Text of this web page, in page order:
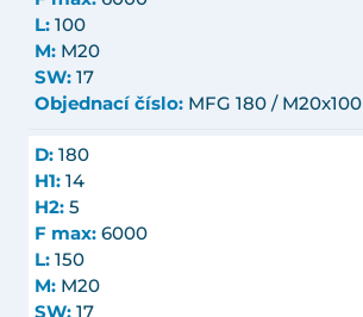
L: 100
M: M20
SW: 17
Objednací číslo: MFG 180 / M20x100
D: 180
H1: 14
H2: 5
F max: 6000
L: 150
M: M20
SW: 17